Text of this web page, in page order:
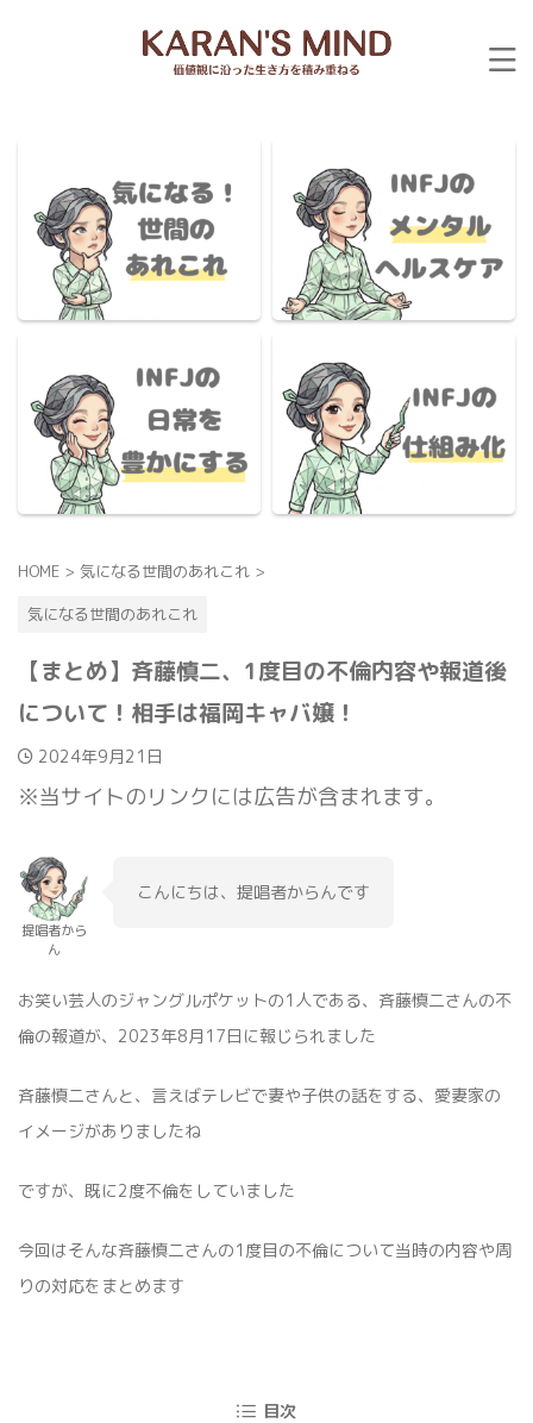
HOME > 気になる世間のあれこれ >
気になる世間のあれこれ
【まとめ】斉藤慎二、1度目の不倫内容や報道後
について！相手は福岡キャバ嬢！
2024年9月21日
※当サイトのリンクには広告が含まれます。
提唱者から
ん
こんにちは、提唱者からんです
お笑い芸人のジャングルポケットの1人である、斉藤慎二さんの不
倫の報道が、2023年8月17日に報じられました
斉藤慎二さんと、言えばテレビで妻や子供の話をする、愛妻家の
イメージがありましたね
ですが、既に2度不倫をしていました
今回はそんな斉藤慎二さんの1度目の不倫について当時の内容や周
りの対応をまとめます
目次